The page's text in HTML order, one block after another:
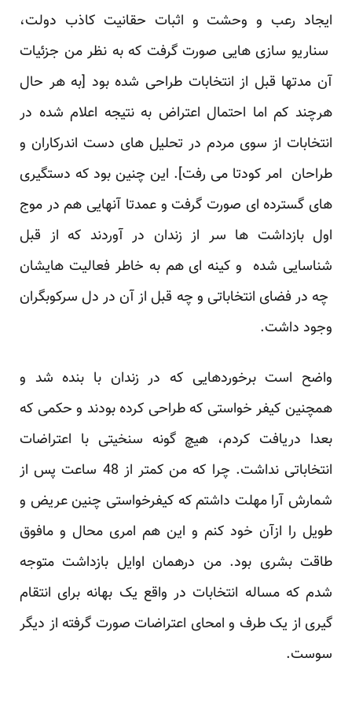
ایجاد رعب و وحشت و اثبات حقانیت کاذب دولت،
سناریو سازی هایی صورت گرفت که به نظر من جزئیات
آن مدتها قبل از انتخابات طراحی شده بود [به هر حال
هرچند کم اما احتمال اعتراض به نتیجه اعلام شده در
انتخابات از سوی مردم در تحلیل های دست اندرکاران و
طراحان امر کودتا می رفت]. این چنین بود که دستگیری
های گسترده ای صورت گرفت و عمدتا آنهایی هم در موج
اول بازداشت ها سر از زندان در آوردند که از قبل
شناسایی شده و کینه ای هم به خاطر فعالیت هایشان
چه در فضای انتخاباتی و چه قبل از آن در دل سرکوبگران
وجود داشت.
واضح است برخوردهایی که در زندان با بنده شد و
همچنین کیفر خواستی که طراحی کرده بودند و حکمی که
بعدا دریافت کردم، هیچ گونه سنخیتی با اعتراضات
انتخاباتی نداشت. چرا که من کمتر از 48 ساعت پس از
شمارش آرا مهلت داشتم که کیفرخواستی چنین عریض و
طویل را ازآن خود کنم و این هم امری محال و مافوق
طاقت بشری بود. من درهمان اوایل بازداشت متوجه
شدم که مساله انتخابات در واقع یک بهانه برای انتقام
گیری از یک طرف و امحای اعتراضات صورت گرفته از دیگر
سوست.